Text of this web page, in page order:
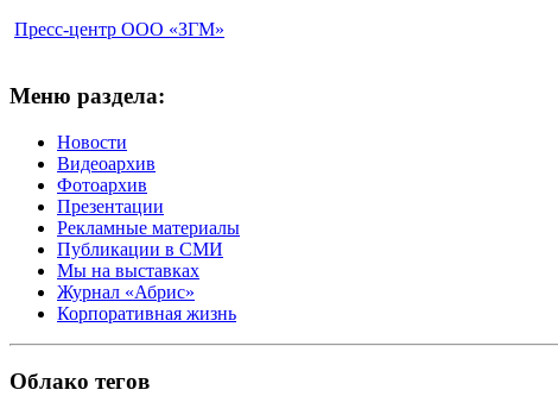
Пресс-центр ООО «ЗГМ»
Меню раздела:
Новости
Видеоархив
Фотоархив
Презентации
Рекламные материалы
Публикации в СМИ
Мы на выставках
Журнал «Абрис»
Корпоративная жизнь
Облако тегов